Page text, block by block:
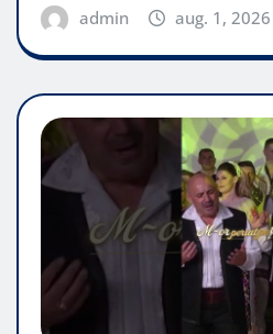
admin aug. 1, 2026